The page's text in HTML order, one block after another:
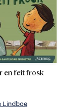
en feit frosk
Lindboe